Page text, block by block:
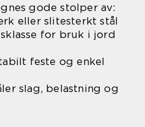
gode stolper av:
eller slitesterkt stål
for bruk i jord
feste og enkel
slag, belastning og